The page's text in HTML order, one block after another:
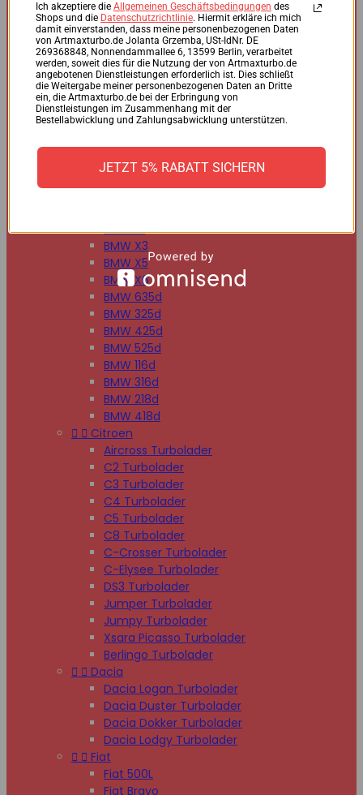
BMW 125d
BMW 220d
BMW 225d
BMW 318d
BMW 320d
BMW 330d
BMW 335d
BMW 518d
BMW 520d
BMW 530d
BMW X1
BMW X3
BMW X5
BMW X6
BMW 635d
BMW 325d
BMW 425d
BMW 525d
BMW 116d
BMW 316d
BMW 218d
BMW 418d
  Citroen
Aircross Turbolader
C2 Turbolader
C3 Turbolader
C4 Turbolader
C5 Turbolader
C8 Turbolader
C-Crosser Turbolader
C-Elysee Turbolader
DS3 Turbolader
Jumper Turbolader
Jumpy Turbolader
Xsara Picasso Turbolader
Berlingo Turbolader
  Dacia
Dacia Logan Turbolader
Dacia Duster Turbolader
Dacia Dokker Turbolader
Dacia Lodgy Turbolader
  Fiat
Fiat 500L
Fiat Bravo
Ich akzeptiere die Allgemeinen Geschäftsbedingungen des
Shops und die Datenschutzrichtlinie. Hiermit erkläre ich mich
damit einverstanden, dass meine personenbezogenen Daten
von Artmaxturbo.de Jolanta Grzemba, USt-IdNr. DE
269368848, Nonnendammallee 6, 13599 Berlin, verarbeitet
werden, soweit dies für die Nutzung der von Artmaxturbo.de
angebotenen Dienstleistungen erforderlich ist. Dies schließt
die Weitergabe meiner personenbezogenen Daten an Dritte
ein, die Artmaxturbo.de bei der Erbringung von
Dienstleistungen im Zusammenhang mit der
Bestellabwicklung und Zahlungsabwicklung unterstützen.
JETZT 5% RABATT SICHERN